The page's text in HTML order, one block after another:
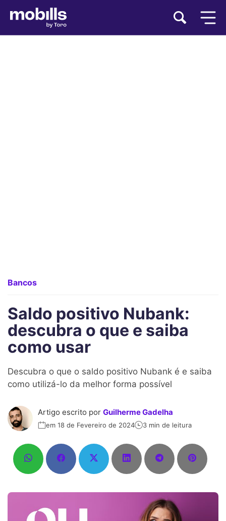
Bancos
Saldo positivo Nubank:
descubra o que e saiba
como usar
Descubra o que o saldo positivo Nubank é e saiba
como utilizá-lo da melhor forma possível
Artigo escrito por Guilherme Gadelha
em 18 de Fevereiro de 2024 3 min de leitura